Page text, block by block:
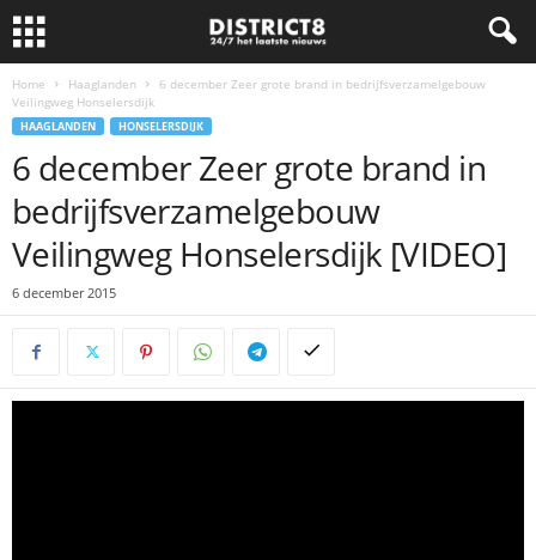
Home Haaglanden
6 december Zeer grote brand in bedrijfsverzamelgebouw
Veilingweg Honselersdijk
HAAGLANDEN HONSELERSDIJK
6 december Zeer grote brand in
bedrijfsverzamelgebouw
Veilingweg Honselersdijk [VIDEO]
6 december 2015